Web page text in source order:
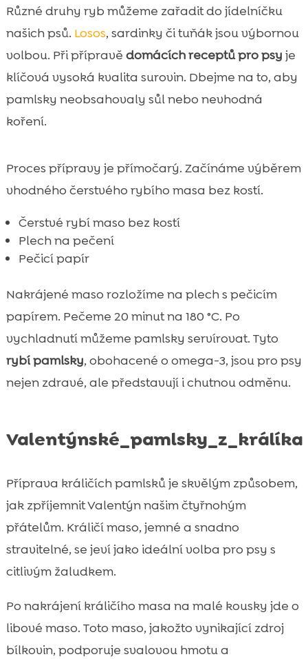
Různé druhy ryb můžeme zařadit do jídelníčku
našich psů. Losos, sardinky či tuňák jsou výbornou
volbou. Při přípravě domácích receptů pro psy je
klíčová vysoká kvalita surovin. Dbejme na to, aby
pamlsky neobsahovaly sůl nebo nevhodná
koření.
Proces přípravy je přímočarý. Začínáme výběrem
vhodného čerstvého rybího masa bez kostí.
Čerstvé rybí maso bez kostí
Plech na pečení
Pečicí papír
Nakrájené maso rozložíme na plech s pečicím
papírem. Pečeme 20 minut na 180 °C. Po
vychladnutí můžeme pamlsky servírovat. Tyto
rybí pamlsky, obohacené o omega-3, jsou pro psy
nejen zdravé, ale představují i chutnou odměnu.
Valentýnské_pamlsky_z_králíka
Příprava králičích pamlsků je skvělým způsobem,
jak zpříjemnit Valentýn našim čtyřnohým
přátelům. Králičí maso, jemné a snadno
stravitelné, se jeví jako ideální volba pro psy s
citlivým žaludkem.
Po nakrájení králičího masa na malé kousky jde o
libové maso. Toto maso, jakožto vynikající zdroj
bílkovin, podporuje svalovou hmotu a